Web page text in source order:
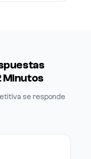
Minutos
se responde